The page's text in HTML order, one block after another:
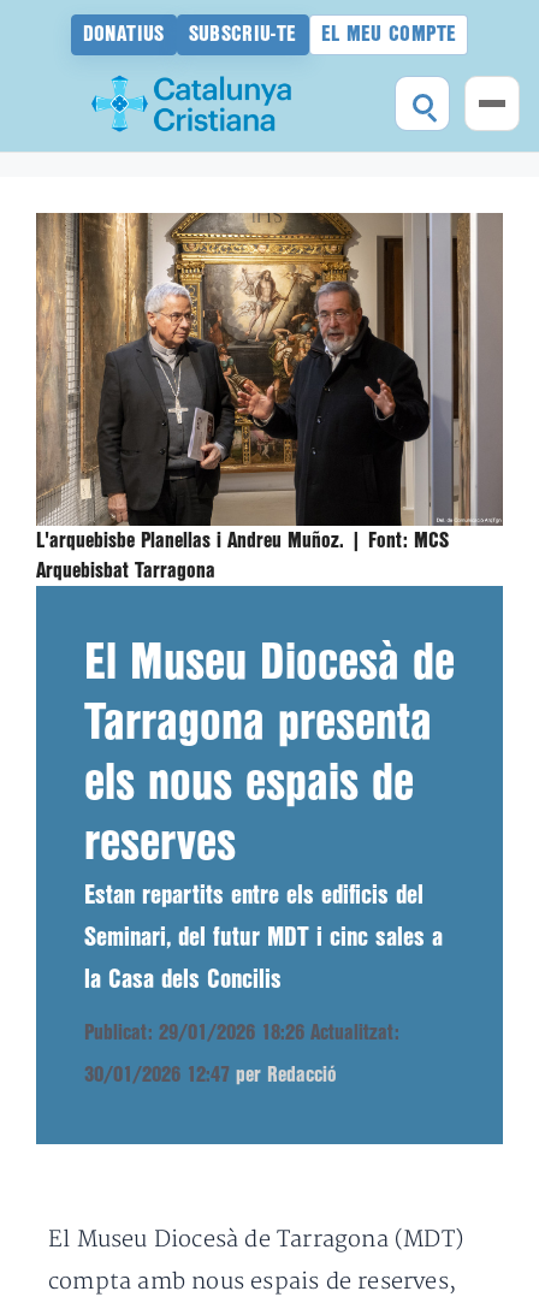
DONATIUS SUBSCRIU-TE EL MEU COMPTE
contingut
L'arquebisbe Planellas i Andreu Muñoz. | Font: MCS
Arquebisbat Tarragona
El Museu Diocesà de
Tarragona presenta
els nous espais de
reserves
Estan repartits entre els edificis del
Seminari, del futur MDT i cinc sales a
la Casa dels Concilis
Publicat: 29/01/2026 18:26 Actualitzat:
30/01/2026 12:47 per Redacció
El Museu Diocesà de Tarragona (MDT)
compta amb nous espais de reserves,